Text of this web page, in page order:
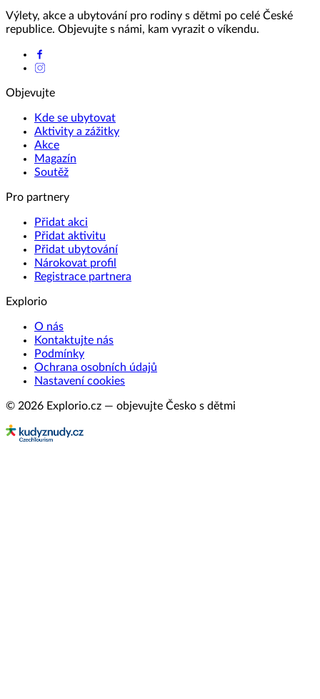
Výlety, akce a ubytování pro rodiny s dětmi po celé České
republice. Objevujte s námi, kam vyrazit o víkendu.
Objevujte
Kde se ubytovat
Aktivity a zážitky
Akce
Magazín
Soutěž
Pro partnery
Přidat akci
Přidat aktivitu
Přidat ubytování
Nárokovat profil
Registrace partnera
Explorio
O nás
Kontaktujte nás
Podmínky
Ochrana osobních údajů
Nastavení cookies
© 2026 Explorio.cz — objevujte Česko s dětmi